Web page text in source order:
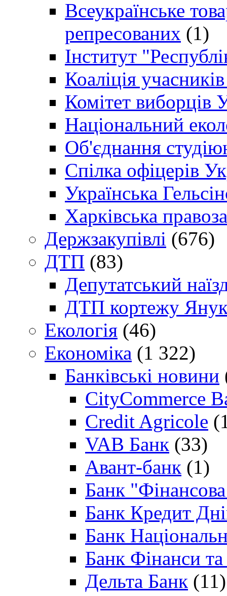
Всеукраїнське
репресованих (1)
Інститут
Коаліція
Комітет виборців
Національний
Об'єднання
Спілка офіцерів
Українська
Харківська
Держзакупівлі (676)
ДТП (83)
Депутатський
ДТП кортежу
Екологія (46)
Економіка (1 322)
Банківські новини
CityCommerce
Credit Agricole
VAB Банк (33)
Авант-банк (1)
Банк "Фінансова
Банк Кредит
Банк
Банк Фінанси
Дельта Банк (11)